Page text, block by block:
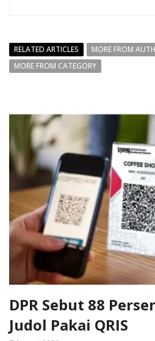
RELATED ARTICLES
MORE FROM
MORE FROM CATEGORY
DPR Sebut 88
Judol Pakai QRIS